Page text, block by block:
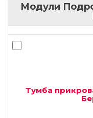
Модули
Тумба